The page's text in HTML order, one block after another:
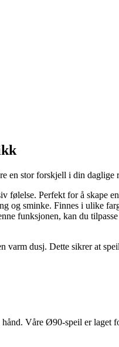
en stor forskjell i din
Perfekt for å skape
og sminke. Finnes i ulike
funksjonen, kan du
dusj. Dette sikrer at
Våre Ø90-speil er laget